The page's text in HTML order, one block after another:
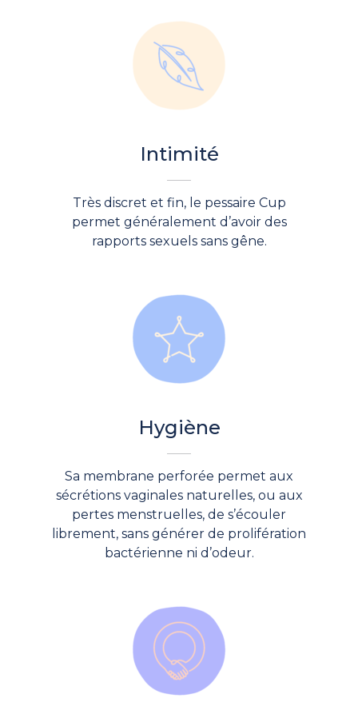
Intimité
Très discret et fin, le pessaire Cup
permet généralement d’avoir des
rapports sexuels sans gêne.
Hygiène
Sa membrane perforée permet aux
sécrétions vaginales naturelles, ou aux
pertes menstruelles, de s’écouler
librement, sans générer de prolifération
bactérienne ni d’odeur.